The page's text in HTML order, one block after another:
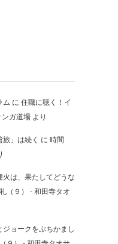
ム に 住職に聴く！イ
ンガ道場 より
」は続く に 時間
火は、果たしてどうな
（９） - 和田寺タオ
ョークをぶちかまし